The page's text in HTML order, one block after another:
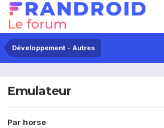
Développement - Autres
Emulateur
Par horse